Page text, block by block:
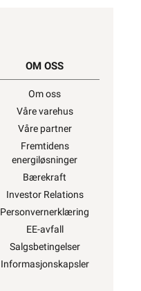
OM OSS
Om oss
Våre varehus
Våre partner
Fremtidens
energiløsninger
Bærekraft
Investor Relations
Personvernerklæring
EE-avfall
Salgsbetingelser
Informasjonskapsler